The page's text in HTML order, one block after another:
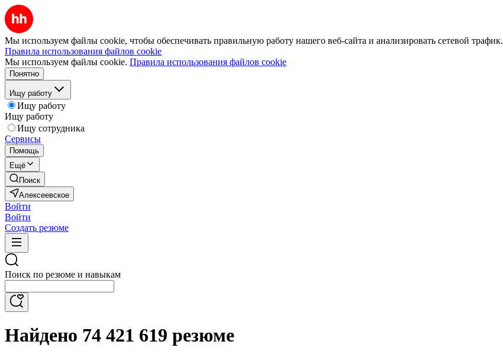
Мы используем файлы cookie, чтобы обеспечивать правильную работу нашего веб-сайта и анализировать сетевой трафик.
Правила использования файлов cookie
Мы используем файлы cookie. Правила использования файлов cookie
Понятно
Ищу работу
Ищу работу
Ищу работу
Ищу сотрудника
Сервисы
Помощь
Ещё
Поиск
Алексеевское
Войти
Войти
Создать резюме
Поиск по резюме и навыкам
Найдено 74 421 619 резюме